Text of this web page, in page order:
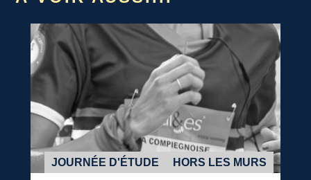
JOURNÉE D'ÉTUDE HORS LES MURS